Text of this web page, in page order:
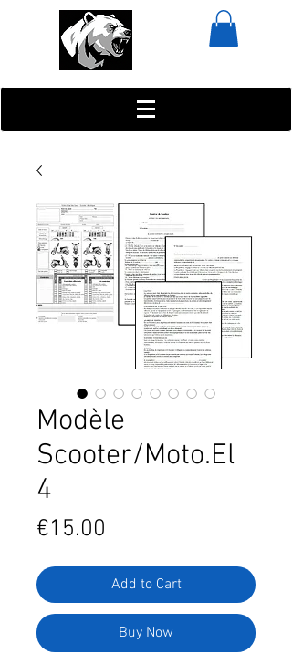
Modèle
Scooter/Moto.El
4
€15.00
Add to Cart
Buy Now